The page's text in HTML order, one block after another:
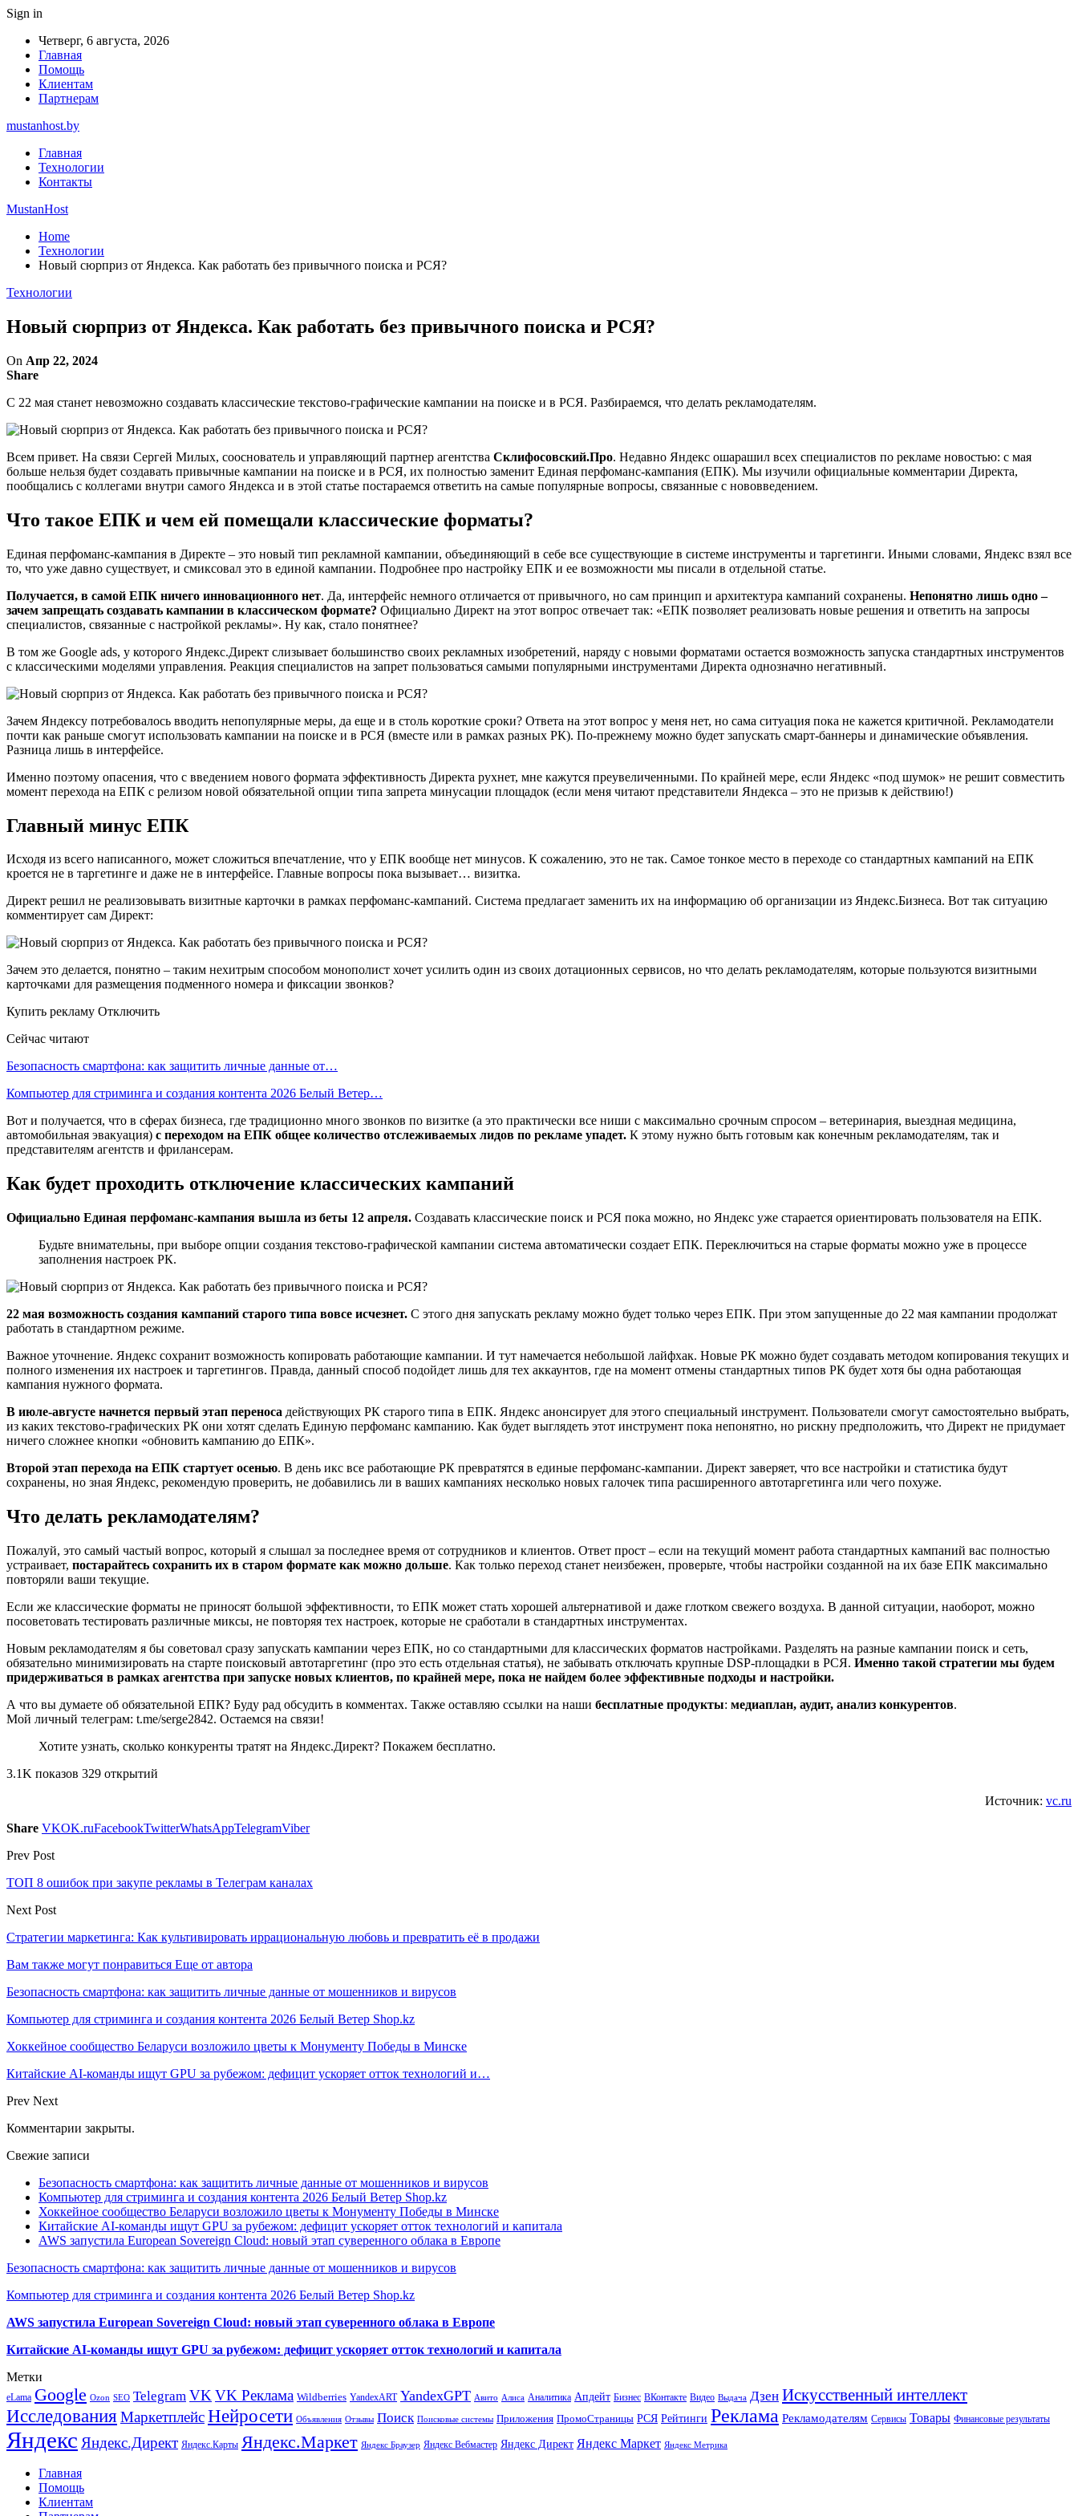
Sign in
Четверг, 6 августа, 2026
Главная
Помощь
Клиентам
Партнерам
mustanhost.by
Главная
Технологии
Контакты
MustanHost
Home
Технологии
Новый сюрприз от Яндекса. Как работать без привычного поиска и РСЯ?
Технологии
Новый сюрприз от Яндекса. Как работать без привычного поиска и РСЯ?
On Апр 22, 2024
Share
С 22 мая станет невозможно создавать классические текстово-графические кампании на поиске и в РСЯ. Разбираемся, что делать рекламодателям.
Всем привет. На связи Сергей Милых, сооснователь и управляющий партнер агентства Склифосовский.Про. Недавно Яндекс ошарашил всех специалистов по рекламе новостью: с мая
больше нельзя будет создавать привычные кампании на поиске и в РСЯ, их полностью заменит Единая перфоманс-кампания (ЕПК). Мы изучили официальные комментарии Директа,
пообщались с коллегами внутри самого Яндекса и в этой статье постараемся ответить на самые популярные вопросы, связанные с нововведением.
Что такое ЕПК и чем ей помещали классические форматы?
Единая перфоманс-кампания в Директе – это новый тип рекламной кампании, объединяющий в себе все существующие в системе инструменты и таргетинги. Иными словами, Яндекс взял все
то, что уже давно существует, и смиксовал это в единой кампании. Подробнее про настройку ЕПК и ее возможности мы писали в отдельной статье.
Получается, в самой ЕПК ничего инновационного нет. Да, интерфейс немного отличается от привычного, но сам принцип и архитектура кампаний сохранены. Непонятно лишь одно –
зачем запрещать создавать кампании в классическом формате? Официально Директ на этот вопрос отвечает так: «ЕПК позволяет реализовать новые решения и ответить на запросы
специалистов, связанные с настройкой рекламы». Ну как, стало понятнее?
В том же Google ads, у которого Яндекс.Директ слизывает большинство своих рекламных изобретений, наряду с новыми форматами остается возможность запуска стандартных инструментов
с классическими моделями управления. Реакция специалистов на запрет пользоваться самыми популярными инструментами Директа однозначно негативный.
Зачем Яндексу потребовалось вводить непопулярные меры, да еще и в столь короткие сроки? Ответа на этот вопрос у меня нет, но сама ситуация пока не кажется критичной. Рекламодатели
почти как раньше смогут использовать кампании на поиске и в РСЯ (вместе или в рамках разных РК). По-прежнему можно будет запускать смарт-баннеры и динамические объявления.
Разница лишь в интерфейсе.
Именно поэтому опасения, что с введением нового формата эффективность Директа рухнет, мне кажутся преувеличенными. По крайней мере, если Яндекс «под шумок» не решит совместить
момент перехода на ЕПК с релизом новой обязательной опции типа запрета минусации площадок (если меня читают представители Яндекса – это не призыв к действию!)
Главный минус ЕПК
Исходя из всего написанного, может сложиться впечатление, что у ЕПК вообще нет минусов. К сожалению, это не так. Самое тонкое место в переходе со стандартных кампаний на ЕПК
кроется не в таргетинге и даже не в интерфейсе. Главные вопросы пока вызывает… визитка.
Директ решил не реализовывать визитные карточки в рамках перфоманс-кампаний. Система предлагает заменить их на информацию об организации из Яндекс.Бизнеса. Вот так ситуацию
комментирует сам Директ:
Зачем это делается, понятно – таким нехитрым способом монополист хочет усилить один из своих дотационных сервисов, но что делать рекламодателям, которые пользуются визитными
карточками для размещения подменного номера и фиксации звонков?
Купить рекламу Отключить
Сейчас читают
Безопасность смартфона: как защитить личные данные от…
Компьютер для стриминга и создания контента 2026 Белый Ветер…
Вот и получается, что в сферах бизнеса, где традиционно много звонков по визитке (а это практически все ниши с максимально срочным спросом – ветеринария, выездная медицина,
автомобильная эвакуация) с переходом на ЕПК общее количество отслеживаемых лидов по рекламе упадет. К этому нужно быть готовым как конечным рекламодателям, так и
представителям агентств и фрилансерам.
Как будет проходить отключение классических кампаний
Официально Единая перфоманс-кампания вышла из беты 12 апреля. Создавать классические поиск и РСЯ пока можно, но Яндекс уже старается ориентировать пользователя на ЕПК.
Будьте внимательны, при выборе опции создания текстово-графической кампании система автоматически создает ЕПК. Переключиться на старые форматы можно уже в процессе
заполнения настроек РК.
22 мая возможность создания кампаний старого типа вовсе исчезнет. С этого дня запускать рекламу можно будет только через ЕПК. При этом запущенные до 22 мая кампании продолжат
работать в стандартном режиме.
Важное уточнение. Яндекс сохранит возможность копировать работающие кампании. И тут намечается небольшой лайфхак. Новые РК можно будет создавать методом копирования текущих и
полного изменения их настроек и таргетингов. Правда, данный способ подойдет лишь для тех аккаунтов, где на момент отмены стандартных типов РК будет хотя бы одна работающая
кампания нужного формата.
В июле-августе начнется первый этап переноса действующих РК старого типа в ЕПК. Яндекс анонсирует для этого специальный инструмент. Пользователи смогут самостоятельно выбрать,
из каких текстово-графических РК они хотят сделать Единую перфоманс кампанию. Как будет выглядеть этот инструмент пока непонятно, но рискну предположить, что Директ не придумает
ничего сложнее кнопки «обновить кампанию до ЕПК».
Второй этап перехода на ЕПК стартует осенью. В день икс все работающие РК превратятся в единые перфоманс-кампании. Директ заверяет, что все настройки и статистика будут
сохранены, но зная Яндекс, рекомендую проверить, не добавились ли в ваших кампаниях несколько новых галочек типа расширенного автотаргетинга или чего похуже.
Что делать рекламодателям?
Пожалуй, это самый частый вопрос, который я слышал за последнее время от сотрудников и клиентов. Ответ прост – если на текущий момент работа стандартных кампаний вас полностью
устраивает, постарайтесь сохранить их в старом формате как можно дольше. Как только переход станет неизбежен, проверьте, чтобы настройки созданной на их базе ЕПК максимально
повторяли ваши текущие.
Если же классические форматы не приносят большой эффективности, то ЕПК может стать хорошей альтернативой и даже глотком свежего воздуха. В данной ситуации, наоборот, можно
посоветовать тестировать различные миксы, не повторяя тех настроек, которые не сработали в стандартных инструментах.
Новым рекламодателям я бы советовал сразу запускать кампании через ЕПК, но со стандартными для классических форматов настройками. Разделять на разные кампании поиск и сеть,
обязательно минимизировать на старте поисковый автотаргетинг (про это есть отдельная статья), не забывать отключать крупные DSP-площадки в РСЯ. Именно такой стратегии мы будем
придерживаться в рамках агентства при запуске новых клиентов, по крайней мере, пока не найдем более эффективные подходы и настройки.
А что вы думаете об обязательной ЕПК? Буду рад обсудить в комментах. Также оставляю ссылки на наши бесплатные продукты: медиаплан, аудит, анализ конкурентов.
Мой личный телеграм: t.me/serge2842. Остаемся на связи!
Хотите узнать, сколько конкуренты тратят на Яндекс.Директ? Покажем бесплатно.
3.1K показов 329 открытий
Источник: vc.ru
Share VKOK.ruFacebookTwitterWhatsAppTelegramViber
Prev Post
ТОП 8 ошибок при закупе рекламы в Телеграм каналах
Next Post
Стратегии маркетинга: Как культивировать иррациональную любовь и превратить её в продажи
Вам также могут понравиться Еще от автора
Безопасность смартфона: как защитить личные данные от мошенников и вирусов
Компьютер для стриминга и создания контента 2026 Белый Ветер Shop.kz
Хоккейное сообщество Беларуси возложило цветы к Монументу Победы в Минске
Китайские AI-команды ищут GPU за рубежом: дефицит ускоряет отток технологий и…
Prev Next
Комментарии закрыты.
Свежие записи
Безопасность смартфона: как защитить личные данные от мошенников и вирусов
Компьютер для стриминга и создания контента 2026 Белый Ветер Shop.kz
Хоккейное сообщество Беларуси возложило цветы к Монументу Победы в Минске
Китайские AI-команды ищут GPU за рубежом: дефицит ускоряет отток технологий и капитала
AWS запустила European Sovereign Cloud: новый этап суверенного облака в Европе
Безопасность смартфона: как защитить личные данные от мошенников и вирусов
Компьютер для стриминга и создания контента 2026 Белый Ветер Shop.kz
AWS запустила European Sovereign Cloud: новый этап суверенного облака в Европе
Китайские AI-команды ищут GPU за рубежом: дефицит ускоряет отток технологий и капитала
Метки
eLama Google Ozon SEO Telegram VK VK Реклама Wildberries YandexART YandexGPT Авито Алиса Аналитика Апдейт Бизнес ВКонтакте Видео Выдача Дзен Искусственный интеллект
Исследования МаркетплейсНейросети Объявления Отзывы Поиск Поисковые системы Приложения ПромоСтраницы РСЯ Рейтинги Реклама Рекламодателям Сервисы Товары Финансовые результаты
Яндекс Яндекс.Директ Яндекс.Карты Яндекс.Маркет Яндекс Браузер Яндекс Вебмастер Яндекс Директ Яндекс Маркет Яндекс Метрика
Главная
Помощь
Клиентам